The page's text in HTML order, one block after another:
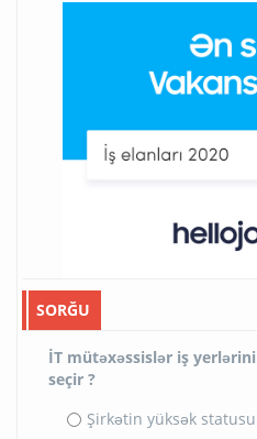
SORĞU
İT mütəxəssislər iş yerlərini
seçir ?
Şirkətin yüksək